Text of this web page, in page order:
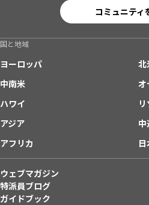
コミュニティ
国と地域
ヨーロッパ
北
中南米
オ
ハワイ
アジア
アフリカ
ウェブマガジン
特派員ブログ
ガイドブック